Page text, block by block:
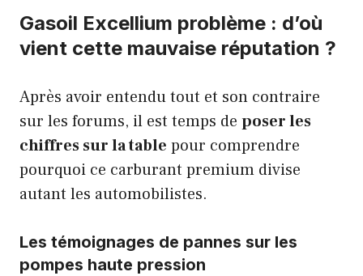
Gasoil Excellium problème : d’où
vient cette mauvaise réputation ?
Après avoir entendu tout et son contraire
sur les forums, il est temps de poser les
chiffres sur la table pour comprendre
pourquoi ce carburant premium divise
autant les automobilistes.
Les témoignages de pannes sur les
pompes haute pression